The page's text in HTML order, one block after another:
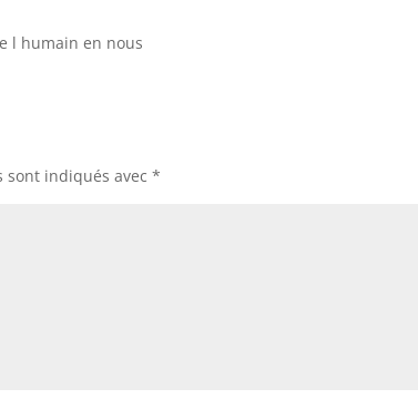
l humain en nous
sont indiqués avec*